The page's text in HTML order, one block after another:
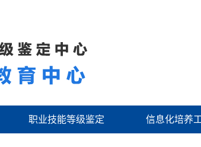
职业技能等级鉴定 信息化培养